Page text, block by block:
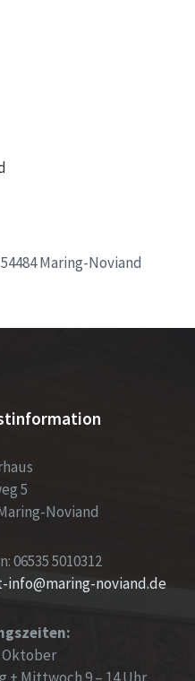
Maring-Noviand
5
Noviand
06535 5010312
info@maring-noviand.de